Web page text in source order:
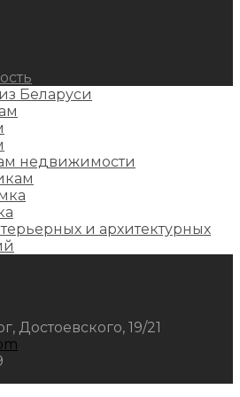
Беларуси
недвижимости
и архитектурных
Достоевского, 19/21